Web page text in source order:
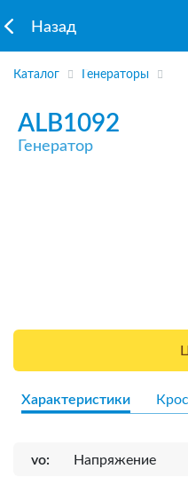
Назад
Каталог Генераторы
ALB1092
Генератор
Характеристики
vo: Напряжение